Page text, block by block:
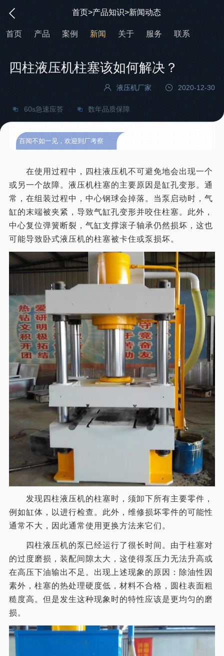
首页>产品知识>新闻动态
首页 产品 案例 新闻 关于 服务 联系
四柱液压机柱塞该如何解决？
液压机厂家 2020-12-30
60s急速应答 数年品质保障
百闻不如一见，欢迎到厂考察
在使用过程中，四柱液压机不可避免地会出现一个
或另一个故障。液压机柱塞的主要原因是缸孔变形。通
常，在组装过程中，中心钢球会掉落。当泵启动时，气
缸的末端被夹紧，导致气缸孔变形并咬住柱塞。此外，
中心复位弹簧断裂，气缸支撑滚子轴承仍然损坏，这也
可能导致卧式液压机的柱塞被卡住或泵损坏。
发现四柱液压机的柱塞时，须卸下所有主要零件，
例如缸体，以进行检查。此外，维修损坏零件的可能性
通常不大，因此通常使用更换方法来它们。
四柱液压机的泵已经运行了很长时间。由于柱塞对
的过度磨损，装配间隙太大，这使得泵压力无法升高或
在高压下油输出不足。出现上述现象的原因：除油性因
素外，柱塞的热处理硬度低，材料不合格，圆柱表面粗
糙度高。但是发生这种现象时的特性应该是更均匀的磨
损。